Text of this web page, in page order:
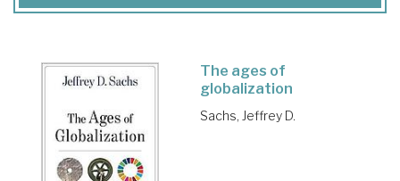
The ages of
globalization
Sachs, Jeffrey D.